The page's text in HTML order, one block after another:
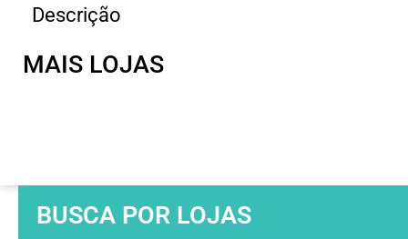
Descrição
MAIS LOJAS
BUSCA POR LOJAS